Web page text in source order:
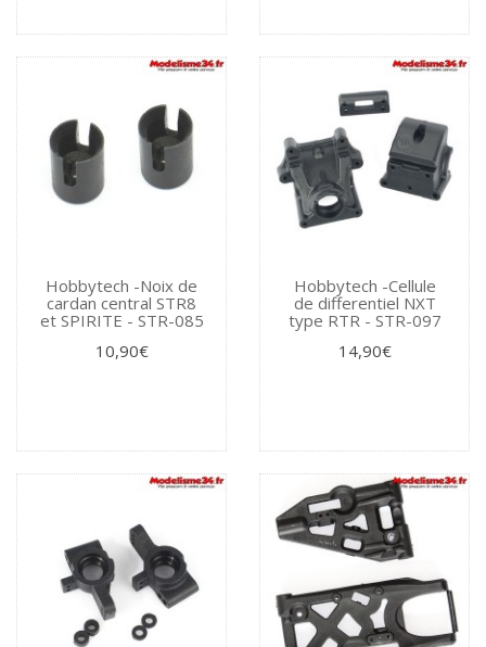
Hobbytech -Noix de
cardan central STR8
et SPIRITE - STR-085
10,90€
Hobbytech -Cellule
de differentiel NXT
type RTR - STR-097
14,90€